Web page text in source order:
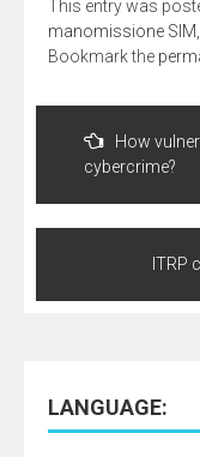
This entry was
manomissione SIM
Bookmark the
Post
navigation
How
cybercrime?
ITRP
LANGUAGE: